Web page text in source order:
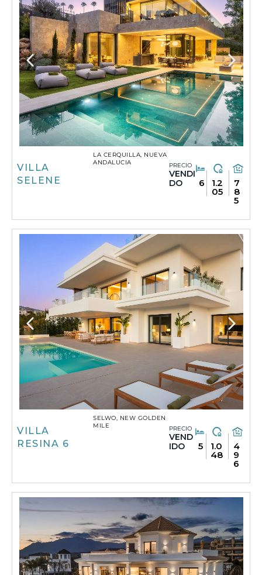
VILLA
SELENE
LA CERQUILLA, NUEVA
ANDALUCIA
PRECIO
VENDI
DO
6 1.2
05
7
8
5
VILLA
RESINA 6
SELWO, NEW GOLDEN
MILE
PRECIO
VEND
IDO
5 1.0
48
4
9
6